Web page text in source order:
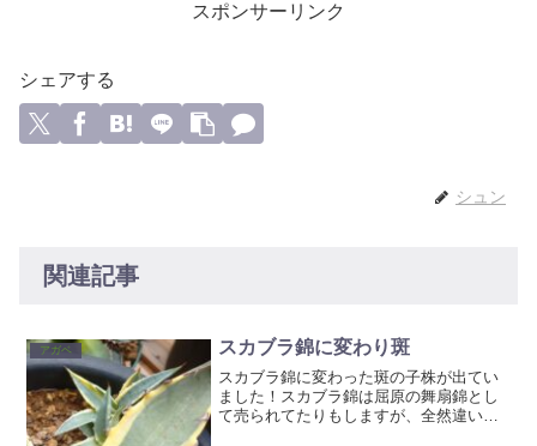
スポンサーリンク
シェアする
シュン
関連記事
アガベ スカブラ錦に変わり斑
スカブラ錦に変わった斑の子株が出てい
ました！スカブラ錦は屈原の舞扇錦とし
て売られてたりもしますが、全然違いま